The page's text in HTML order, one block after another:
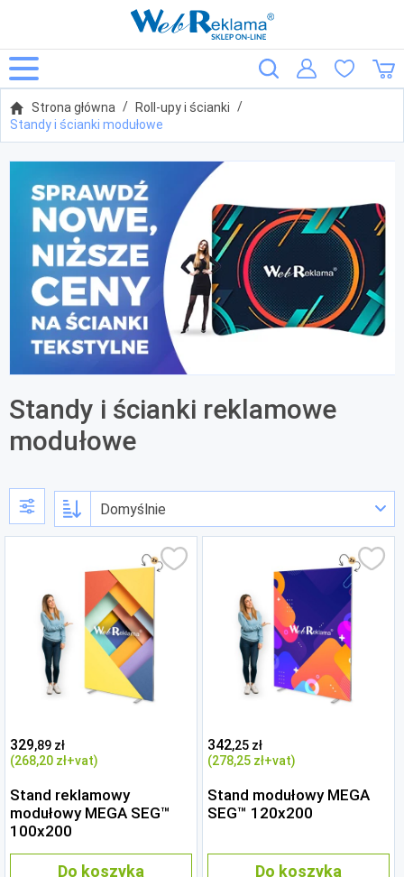
Strona główna
Roll-upy i ścianki
Standy i ścianki modułowe
Standy i ścianki reklamowe
modułowe
329,89 zł
(268,20 zł+vat)
Stand reklamowy
modułowy MEGA SEG™
100x200
Do koszyka
342,25 zł
(278,25 zł+vat)
Stand modułowy MEGA
SEG™ 120x200
Do koszyka